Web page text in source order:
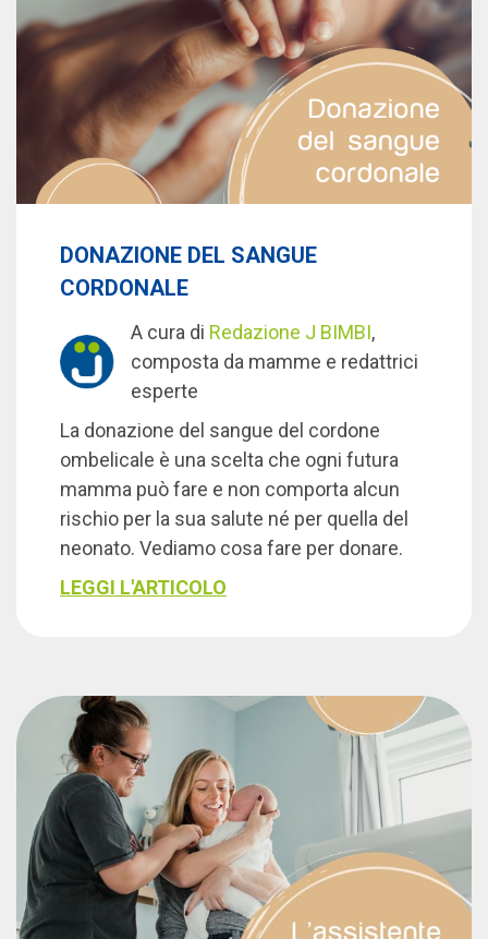
DONAZIONE DEL SANGUE
CORDONALE
A cura di Redazione J BIMBI,
composta da mamme e redattrici
esperte
La donazione del sangue del cordone
ombelicale è una scelta che ogni futura
mamma può fare e non comporta alcun
rischio per la sua salute né per quella del
neonato. Vediamo cosa fare per donare.
LEGGI L'ARTICOLO